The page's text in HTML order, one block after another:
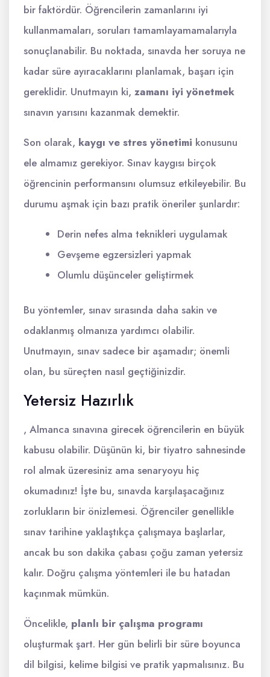
bir faktördür. Öğrencilerin zamanlarını iyi
kullanmamaları, soruları tamamlayamamalarıyla
sonuçlanabilir. Bu noktada, sınavda her soruya ne
kadar süre ayıracaklarını planlamak, başarı için
gereklidir. Unutmayın ki, zamanı iyi yönetmek
sınavın yarısını kazanmak demektir.
Son olarak, kaygı ve stres yönetimi konusunu
ele almamız gerekiyor. Sınav kaygısı birçok
öğrencinin performansını olumsuz etkileyebilir. Bu
durumu aşmak için bazı pratik öneriler şunlardır:
Derin nefes alma teknikleri uygulamak
Gevşeme egzersizleri yapmak
Olumlu düşünceler geliştirmek
Bu yöntemler, sınav sırasında daha sakin ve
odaklanmış olmanıza yardımcı olabilir.
Unutmayın, sınav sadece bir aşamadır; önemli
olan, bu süreçten nasıl geçtiğinizdir.
Yetersiz Hazırlık
, Almanca sınavına girecek öğrencilerin en büyük
kabusu olabilir. Düşünün ki, bir tiyatro sahnesinde
rol almak üzeresiniz ama senaryoyu hiç
okumadınız! İşte bu, sınavda karşılaşacağınız
zorlukların bir önizlemesi. Öğrenciler genellikle
sınav tarihine yaklaştıkça çalışmaya başlarlar,
ancak bu son dakika çabası çoğu zaman yetersiz
kalır. Doğru çalışma yöntemleri ile bu hatadan
kaçınmak mümkün.
Öncelikle, planlı bir çalışma programı
oluşturmak şart. Her gün belirli bir süre boyunca
dil bilgisi, kelime bilgisi ve pratik yapmalısınız. Bu